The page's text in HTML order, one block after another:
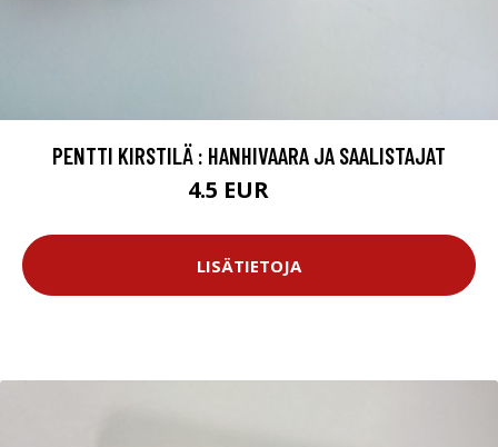
PENTTI KIRSTILÄ : HANHIVAARA JA SAALISTAJAT
4.5 EUR
LISÄTIETOJA